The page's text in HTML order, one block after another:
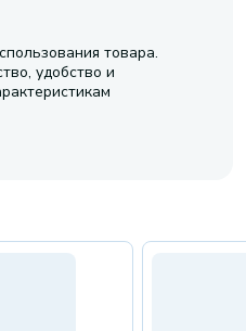
товара.
удобство и